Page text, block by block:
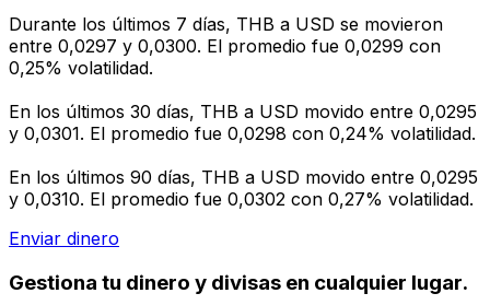
Durante los últimos 7 días, THB a USD se movieron
entre 0,0297 y 0,0300. El promedio fue 0,0299 con
0,25% volatilidad.
En los últimos 30 días, THB a USD movido entre 0,0295
y 0,0301. El promedio fue 0,0298 con 0,24% volatilidad.
En los últimos 90 días, THB a USD movido entre 0,0295
y 0,0310. El promedio fue 0,0302 con 0,27% volatilidad.
Enviar dinero
Gestiona tu dinero y divisas en cualquier lugar.